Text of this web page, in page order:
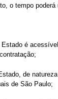
o tempo
é
de
de São Paulo;